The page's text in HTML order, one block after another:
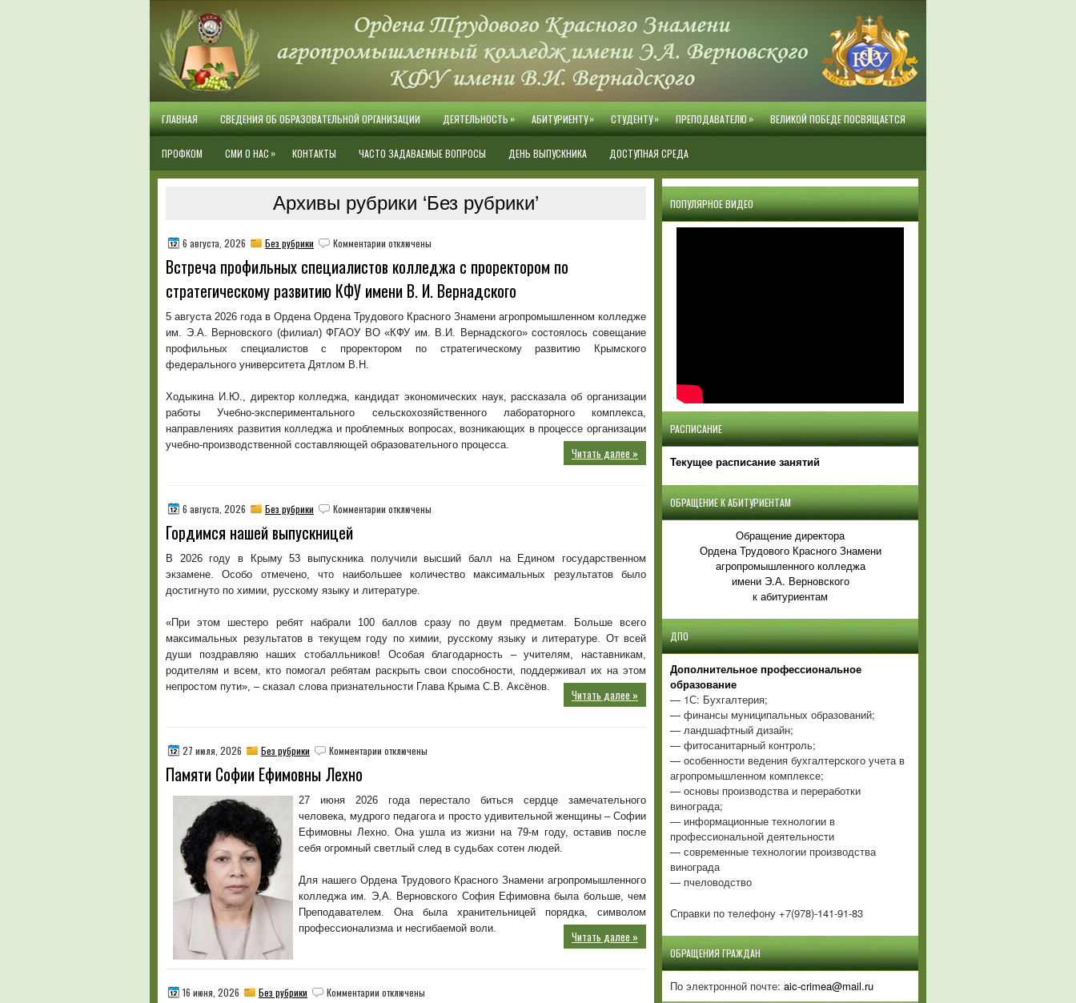
ГЛАВНАЯ СВЕДЕНИЯ ОБ ОБРАЗОВАТЕЛЬНОЙ ОРГАНИЗАЦИИ ДЕЯТЕЛЬНОСТЬ» АБИТУРИЕНТУ» СТУДЕНТУ» ПРЕПОДАВАТЕЛЮ» ВЕЛИКОЙ ПОБЕДЕ ПОСВЯЩАЕТСЯ
ПРОФКОМ СМИ О НАС » КОНТАКТЫ ЧАСТО ЗАДАВАЕМЫЕ ВОПРОСЫ ДЕНЬ ВЫПУСКНИКА ДОСТУПНАЯ СРЕДА
Архивы рубрики ‘Без рубрики’
6 августа, 2026 Без рубрики Комментарии к
Встреча
профильных
специалистов
колледжа
с
КФУ
имени
В.
И.
отключены
Встреча профильных специалистов колледжа с проректором по
стратегическому развитию КФУ имени В. И. Вернадского
5 августа 2026 года в Ордена Ордена Трудового Красного Знамени агропромышленном колледже
им. Э.А. Верновского (филиал) ФГАОУ ВО «КФУ им. В.И. Вернадского» состоялось совещание
профильных специалистов с проректором по стратегическому развитию Крымского
федерального университета Дятлом В.Н.
Ходыкина И.Ю., директор колледжа, кандидат экономических наук, рассказала об организации
работы Учебно-экспериментального сельскохозяйственного лабораторного комплекса,
направлениях развития колледжа и проблемных вопросах, возникающих в процессе организации
учебно-производственной составляющей образовательного процесса.
Читать далее »
6 августа, 2026 Без рубрики Комментарии к
выпускницей
отключены
Гордимся нашей выпускницей
В 2026 году в Крыму 53 выпускника получили высший балл на Едином государственном
экзамене. Особо отмечено, что наибольшее количество максимальных результатов было
достигнуто по химии, русскому языку и литературе.
«При этом шестеро ребят набрали 100 баллов сразу по двум предметам. Больше всего
максимальных результатов в текущем году по химии, русскому языку и литературе. От всей
души поздравляю наших стобалльников! Особая благодарность – учителям, наставникам,
родителям и всем, кто помогал ребятам раскрыть свои способности, поддерживал их на этом
непростом пути», – сказал слова признательности Глава Крыма С.В. Аксёнов.
Читать далее »
27 июля, 2026 Без рубрики Комментарии к
Ефимовны
Лехно
отключены
Памяти Софии Ефимовны Лехно
27 июня 2026 года перестало биться сердце замечательного
человека, мудрого педагога и просто удивительной женщины – Софии
Ефимовны Лехно. Она ушла из жизни на 79-м году, оставив после
себя огромный светлый след в судьбах сотен людей.
Для нашего Ордена Трудового Красного Знамени агропромышленного
колледжа им. Э,А. Верновского София Ефимовна была больше, чем
Преподавателем. Она была хранительницей порядка, символом
профессионализма и несгибаемой воли.
Читать далее »
16 июня, 2026 Без рубрики Комментарии котключены
ПОПУЛЯРНОЕ ВИДЕО
РАСПИСАНИЕ
Текущее расписание занятий
ОБРАЩЕНИЕ К АБИТУРИЕНТАМ
Обращение директора
Ордена Трудового Красного Знамени
агропромышленного колледжа
имени Э.А. Верновского
к абитуриентам
ДПО
Дополнительное профессиональное
образование
— 1С: Бухгалтерия;
— финансы муниципальных образований;
— ландшафтный дизайн;
— фитосанитарный контроль;
— особенности ведения бухгалтерского учета в
агропромышленном комплексе;
— основы производства и переработки
винограда;
— информационные технологии в
профессиональной деятельности
— современные технологии производства
винограда
— пчеловодство
Справки по телефону +7(978)-141-91-83
ОБРАЩЕНИЯ ГРАЖДАН
По электронной почте: aic-crimea@mail.ru